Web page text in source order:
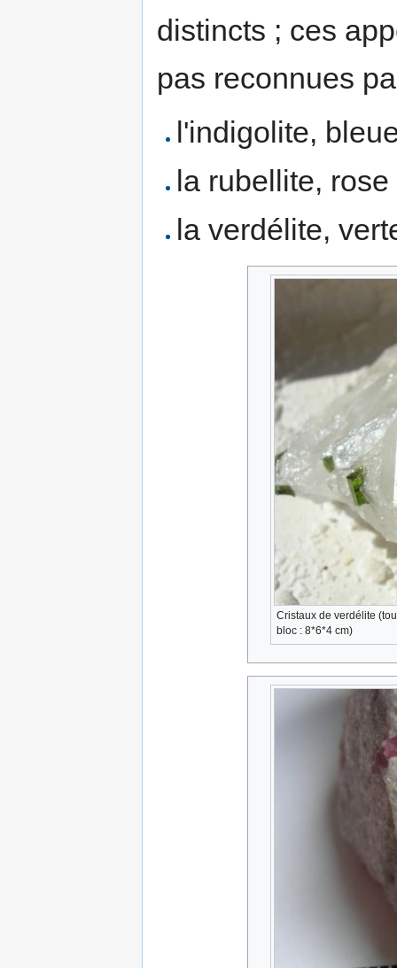
distincts ; ces
pas reconnues
l'indigolite,
la rubellite,
la verdélite,
Cristaux de verdélite
bloc : 8*6*4 cm)